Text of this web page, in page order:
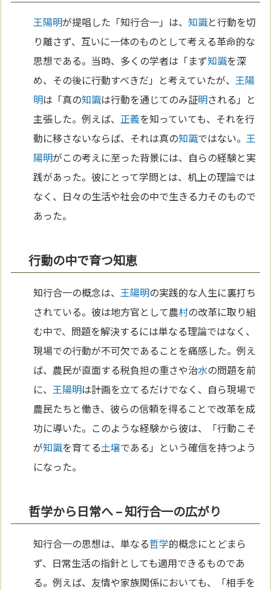
王陽明が提唱した「知行合一」は、知識と行動を切
り離さず、互いに一体のものとして考える革命的な
思想である。当時、多くの学者は「まず知識を深
め、その後に行動すべきだ」と考えていたが、王陽
明は「真の知識は行動を通じてのみ証明される」と
主張した。例えば、正義を知っていても、それを行
動に移さないならば、それは真の知識ではない。王
陽明がこの考えに至った背景には、自らの経験と実
践があった。彼にとって学問とは、机上の理論では
なく、日々の生活や社会の中で生きる力そのもので
あった。
行動の中で育つ知恵
知行合一の概念は、王陽明の実践的な人生に裏打ち
されている。彼は地方官として農村の改革に取り組
む中で、問題を解決するには単なる理論ではなく、
現場での行動が不可欠であることを痛感した。例え
ば、農民が直面する税負担の重さや治水の問題を前
に、王陽明は計画を立てるだけでなく、自ら現場で
農民たちと働き、彼らの信頼を得ることで改革を成
功に導いた。このような経験から彼は、「行動こそ
が知識を育てる土壌である」という確信を持つよう
になった。
哲学から日常へ – 知行合一の広がり
知行合一の思想は、単なる哲学的概念にとどまら
ず、日常生活の指針としても適用できるものであ
る。例えば、友情や家族関係においても、「相手を